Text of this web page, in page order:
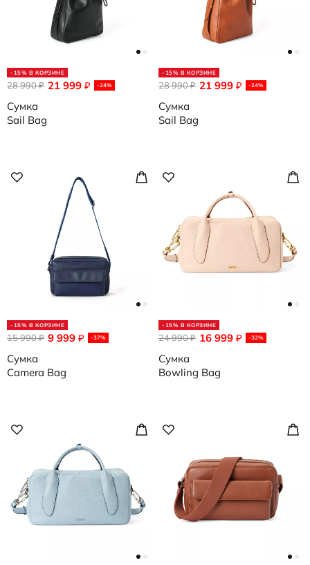
-15% В КОРЗИНЕ
21 999 ₽ -24%
28 990₽
Сумка
Sail Bag
-15% В КОРЗИНЕ
21 999 ₽ -24%
28 990₽
Сумка
Sail Bag
-15% В КОРЗИНЕ
9 999 ₽ -37%
15 990₽
Сумка
Camera Bag
-15% В КОРЗИНЕ
16 999 ₽ -32%
24 990₽
Сумка
Bowling Bag